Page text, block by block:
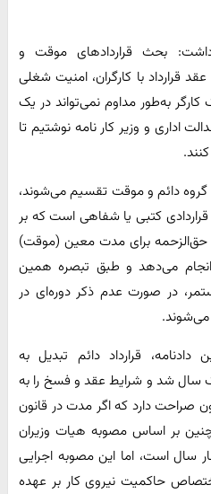
داشت: بحث قراردادهای موقت و
قرارداد با کارگران، امنیت شغلی
به‌طور مداوم نمی‌تواند در یک
اداری و وزیر کار نامه نوشتیم تا
گروه دائم و موقت تقسیم می‌شوند،
قراردادی کتبی یا شفاهی است که بر
حق‌الزحمه برای مدت معین (موقت)
انجام می‌دهد و طبق تبصره همین
در صورت عدم ذکر دوره‌ای در
می‌شوند.
قرارداد دائم تبدیل به
سال شد و شرایط عقد و فسخ را به
صراحت دارد که اگر مدت در قانون
بر اساس مصوبه هیات وزیران
سال است، اما این مصوبه اجرایی
حاکمیت نیروی کار بر عهده